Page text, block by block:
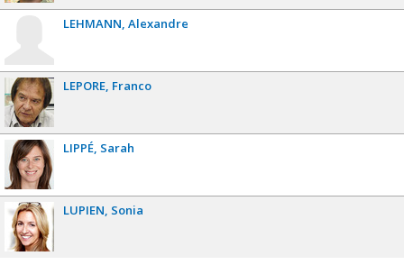
LEHMANN Alexandre
LEPORE Franco
LIPPÉ Sarah
LUPIEN Sonia